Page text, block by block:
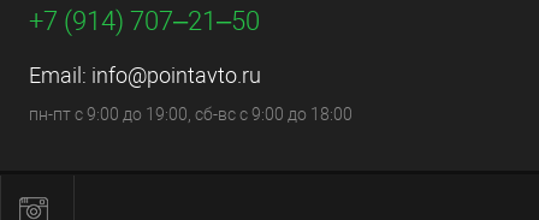
+7 (914) 707‒21‒50
Email: info@pointavto.ru
пн-пт с 9:00 до 19:00, сб-вс с 9:00 до 18:00